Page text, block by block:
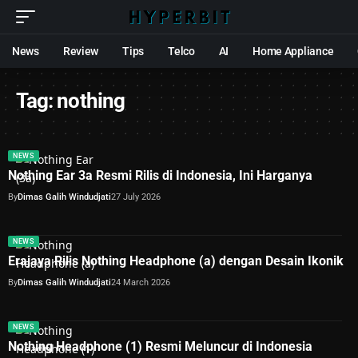
News Review Tips Telco AI Home Appliance
Tag:nothing
NEWS
Nothing Ear 3a Resmi Rilis di Indonesia, Ini Harganya
ByDimas Galih Windudjati27 July 2026
NEWS
Erajaya Rilis Nothing Headphone (a) dengan Desain Ikonik
ByDimas Galih Windudjati24 March 2026
NEWS
Nothing Headphone (1) Resmi Meluncur di Indonesia